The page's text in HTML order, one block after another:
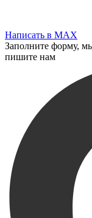
Написать в MAX
Заполните форму,
пишите нам